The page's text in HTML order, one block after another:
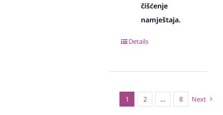
čišćenje
namještaja.
Details
1 2 … 8 Next